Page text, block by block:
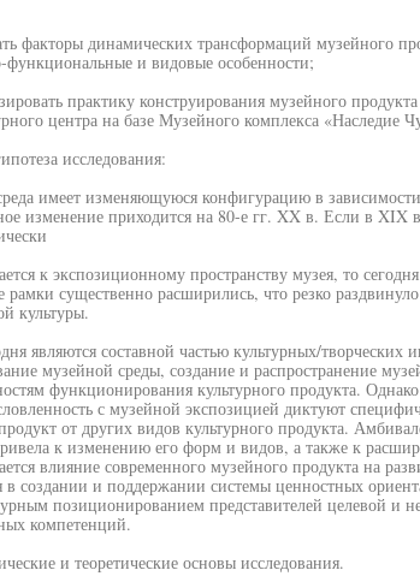
факторы динамических трансформаций музейного
функциональные и видовые особенности;
практику конструирования музейного
центра на базе Музейного комплекса «Наследие
исследования:
имеет изменяющуюся конфигурацию в
изменение приходится на 80-е гг. XX в. Если в
к экспозиционному пространству музея, то
рамки существенно расширились, что резко
культуры.
являются составной частью культурных/творческих
музейной среды, создание и распространение
функционирования культурного продукта.
с музейной экспозицией диктуют
от других видов культурного продукта.
к изменению его форм и видов, а также к
влияние современного музейного продукта на
в создании и поддержании системы ценностных
позиционированием представителей целевой и
компетенций.
и теоретические основы исследования.